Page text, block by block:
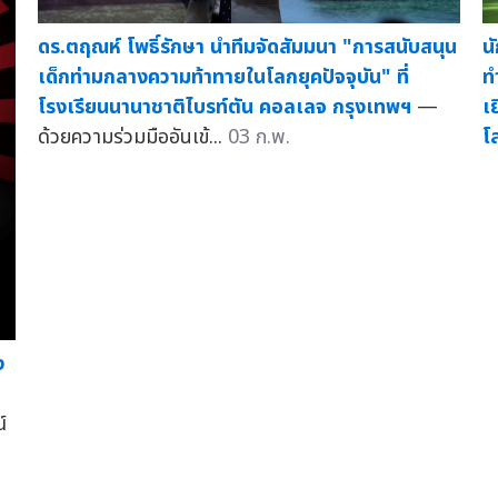
ดร.ตฤณห์ โพธิ์รักษา นำทีมจัดสัมมนา "การสนับสนุน
เด็กท่ามกลางความท้าทายในโลกยุคปัจจุบัน" ที่
โรงเรียนนานาชาติไบรท์ตัน คอลเลจ กรุงเทพฯ —
ด้วยความร่วมมืออันเข้... 03 ก.พ.